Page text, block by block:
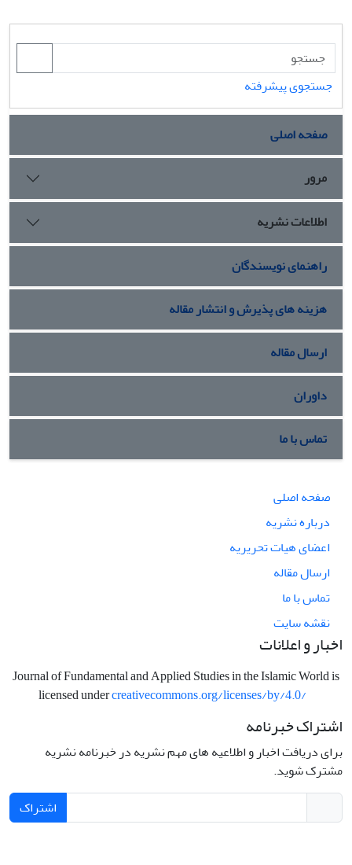
جستجوی پیشرفته
صفحه اصلی
مرور
اطلاعات نشریه
راهنمای نویسندگان
هزینه های پذیرش و انتشار مقاله
ارسال مقاله
داوران
تماس با ما
صفحه اصلی
درباره نشریه
اعضای هیات تحریریه
ارسال مقاله
تماس با ما
نقشه سایت
اخبار و اعلانات
Journal of Fundamental and Applied Studies in the Islamic World is
licensed undercreativecommons.org/licenses/by/4.0/
اشتراک خبرنامه
برای دریافت اخبار و اطلاعیه های مهم نشریه در خبرنامه نشریه
مشترک شوید.
اشتراک